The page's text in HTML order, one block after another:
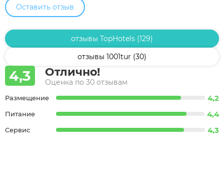
Оставить отзыв
отзывы TopHotels (129)
отзывы 1001tur (30)
4,3 Отлично!
Оценка по 30 отзывам
Размещение 4,2
Питание 4,4
Сервис 4,3